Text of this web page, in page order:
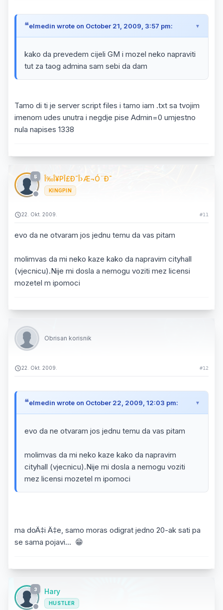
elmedin wrote on October 21, 2009, 3:57 pm:
kako da prevedem cijeli GM i mozel neko napraviti
tut za taog admina sam sebi da dam
Tamo di ti je server script files i tamo iam .txt sa tvojim
imenom udes unutra i negdje pise Admin=0 umjestno
nula napises 1338
5 Î‰Î¥PÎ£Ð¯Î›Æ¬Ó¨Ð¯
KINGPIN
22. Okt. 2009. #11
evo da ne otvaram jos jednu temu da vas pitam
molimvas da mi neko kaze kako da napravim cityhall
(vjecnicu).Nije mi dosla a nemogu voziti mez licensi
mozetel m ipomoci
Obrisan korisnik
22. Okt. 2009. #12
elmedin wrote on October 22, 2009, 12:03 pm:
evo da ne otvaram jos jednu temu da vas pitam
molimvas da mi neko kaze kako da napravim
cityhall (vjecnicu).Nije mi dosla a nemogu voziti
mez licensi mozetel m ipomoci
ma doÄ‡i Ä‡e, samo moras odigrat jedno 20-ak sati pa
se sama pojavi... 😁
3 Hary
HUSTLER